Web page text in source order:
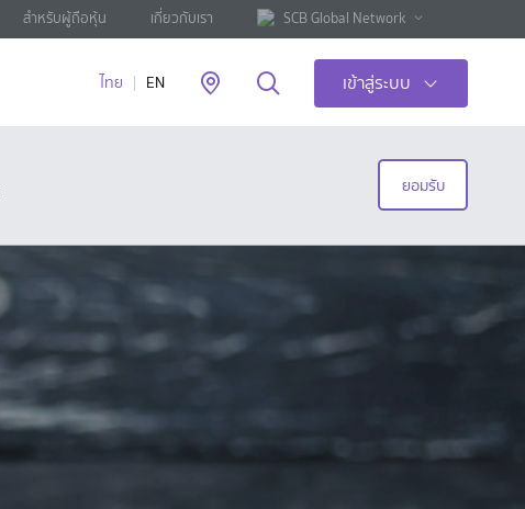
สำหรับผู้ถือหุ้น เกี่ยวกับเรา SCB Global Network
ไทย EN เข้าสู่ระบบ
ยอมรับ